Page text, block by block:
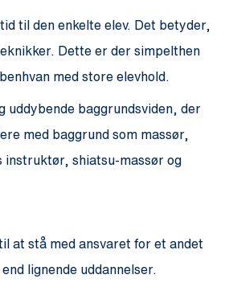
til den enkelte elev. Det betyder,
Dette er der simpelthen
med store elevhold.
uddybende baggrundsviden, der
med baggrund som massør,
shiatsu-massør og
at stå med ansvaret for et andet
lignende uddannelser.